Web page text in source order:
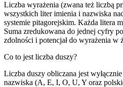
Liczba wyrażenia (zwana też liczbą
wszystkich liter imienia i nazwiska
systemie pitagorejskim. Każda litera
Suma zredukowana do jednej cyfry
zdolności i potencjał do wyrażenia w
Co to jest liczba duszy?
Liczba duszy obliczana jest
nazwiska (A, E, I, O, U, Y oraz